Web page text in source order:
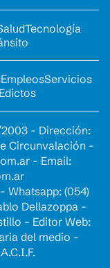
Tecnología
EmpleosServicios
Edictos
2003 - Dirección:
Circunvalación -
- Email:
Whatsapp: (054)
Dellazoppa -
- Editor Web:
del medio -